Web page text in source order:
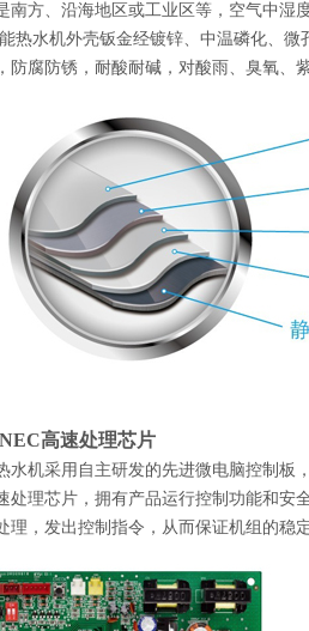
南方、沿海地区或工业区等，空气中湿
热水机外壳钣金经镀锌、中温磷化、
防腐防锈，耐酸耐碱，对酸雨、臭氧、
高速处理芯片
水机采用自主研发的先进微电脑控制板
处理芯片，拥有产品运行控制功能和安
理，发出控制指令，从而保证机组的稳